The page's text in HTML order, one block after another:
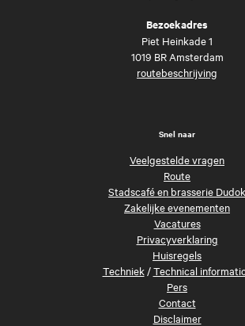
Bezoekadres
Piet Heinkade 1
1019 BR Amsterdam
routebeschrijving
Snel naar
Veelgestelde vragen
Route
Stadscafé en brasserie Dudok
Zakelijke evenementen
Vacatures
Privacyverklaring
Huisregels
Techniek/Technical
Pers
Contact
Disclaimer